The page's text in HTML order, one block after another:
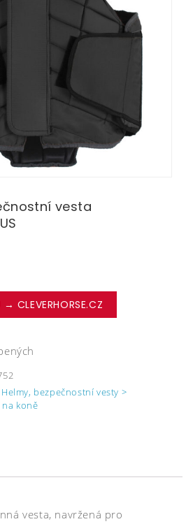
vesta
CLEVERHORSE.CZ
Helmy, bezpečnostní vesty >
na koně
vesta, navržená pro